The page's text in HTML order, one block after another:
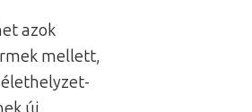
azok
mellett,